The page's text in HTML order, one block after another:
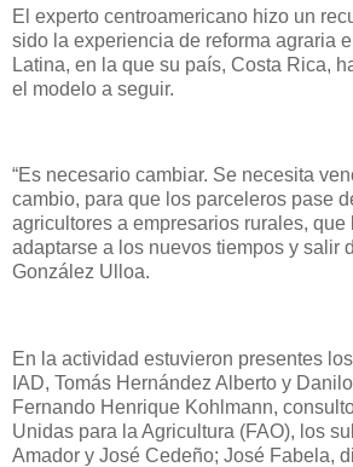
El experto centroamericano hizo un
sido la experiencia de reforma agraria
Latina, en la que su país, Costa Rica,
el modelo a seguir.
“Es necesario cambiar. Se necesita
cambio, para que los parceleros pase
agricultores a empresarios rurales, que
adaptarse a los nuevos tiempos y salir
González Ulloa.
En la actividad estuvieron presentes
IAD, Tomás Hernández Alberto y
Fernando Henrique Kohlmann,
Unidas para la Agricultura (FAO), los
Amador y José Cedeño; José Fabela,